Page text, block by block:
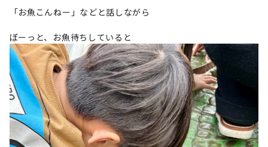
「お魚こんねー」などと話しながら
ぼーっと、お魚待ちしていると